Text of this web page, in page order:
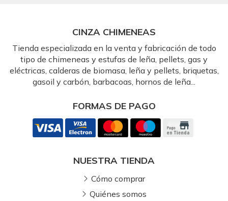
CINZA CHIMENEAS
Tienda especializada en la venta y fabricación de todo
tipo de chimeneas y estufas de leña, pellets, gas y
eléctricas, calderas de biomasa, leña y pellets, briquetas,
gasoil y carbón, barbacoas, hornos de leña...
FORMAS DE PAGO
NUESTRA TIENDA
Cómo comprar
Quiénes somos